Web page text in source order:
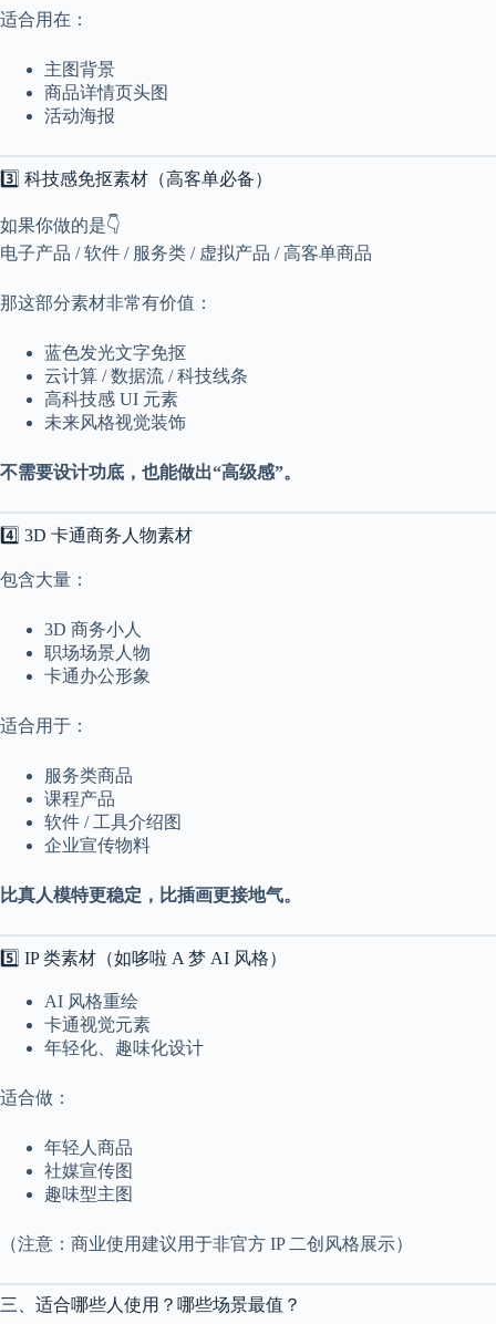
适合用在：
主图背景
商品详情页头图
活动海报
3️⃣ 科技感免抠素材（高客单必备）
如果你做的是👇
电子产品 / 软件 / 服务类 / 虚拟产品 / 高客单商品
那这部分素材非常有价值：
蓝色发光文字免抠
云计算 / 数据流 / 科技线条
高科技感 UI 元素
未来风格视觉装饰
不需要设计功底，也能做出“高级感”。
4️⃣ 3D 卡通商务人物素材
包含大量：
3D 商务小人
职场场景人物
卡通办公形象
适合用于：
服务类商品
课程产品
软件 / 工具介绍图
企业宣传物料
比真人模特更稳定，比插画更接地气。
5️⃣ IP 类素材（如哆啦 A 梦 AI 风格）
AI 风格重绘
卡通视觉元素
年轻化、趣味化设计
适合做：
年轻人商品
社媒宣传图
趣味型主图
（注意：商业使用建议用于非官方 IP 二创风格展示）
三、适合哪些人使用？哪些场景最值？